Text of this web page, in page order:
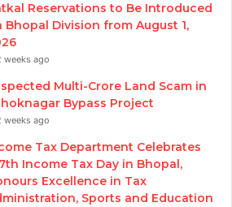
Reservations to Be Introduced
Bhopal Division from August 1,
weeks ago
Multi-Crore Land Scam in
Bypass Project
weeks ago
Tax Department Celebrates
Income Tax Day in Bhopal,
Excellence in Tax
Sports and Education